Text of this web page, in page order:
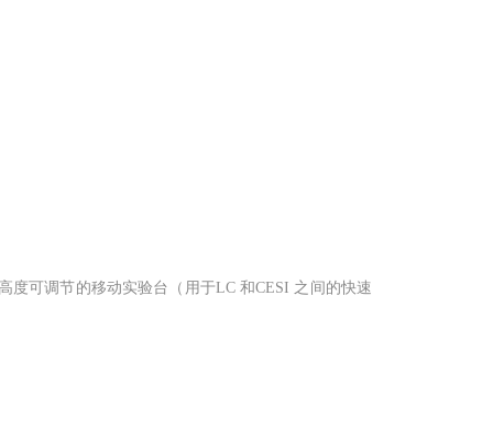
度可调节的移动实验台（用于LC 和CESI 之间的快速